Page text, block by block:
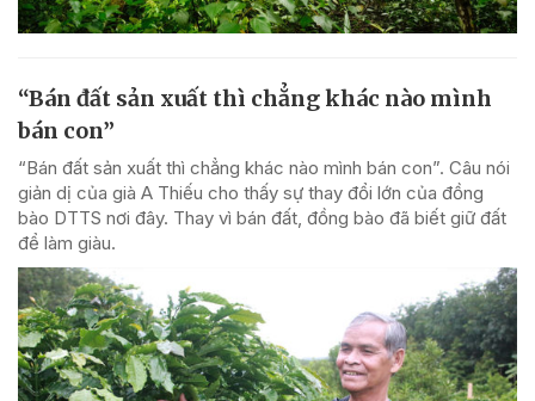
“Bán đất sản xuất thì chẳng khác nào mình
bán con”
“Bán đất sản xuất thì chẳng khác nào mình bán con”. Câu nói
giản dị của già A Thiếu cho thấy sự thay đổi lớn của đồng
bào DTTS nơi đây. Thay vì bán đất, đồng bào đã biết giữ đất
để làm giàu.